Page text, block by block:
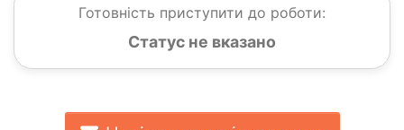
Готовність приступити до роботи:
Статус не вказано